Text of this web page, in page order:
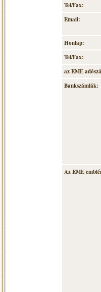
Tel/Fax:
Email:
Honlap:
Tel/Fax:
az EME
Bankszámlák:
Az EME